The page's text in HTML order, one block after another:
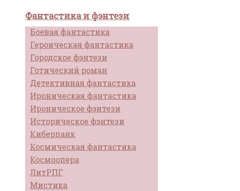
Фантастика и фэнтези
Боевая фантастика
Героическая фантастика
Городское фэнтези
Готический роман
Детективная фантастика
Ироническая фантастика
Ироническое фэнтези
Историческое фэнтези
Киберпанк
Космическая фантастика
Космоопера
ЛитРПГ
Мистика